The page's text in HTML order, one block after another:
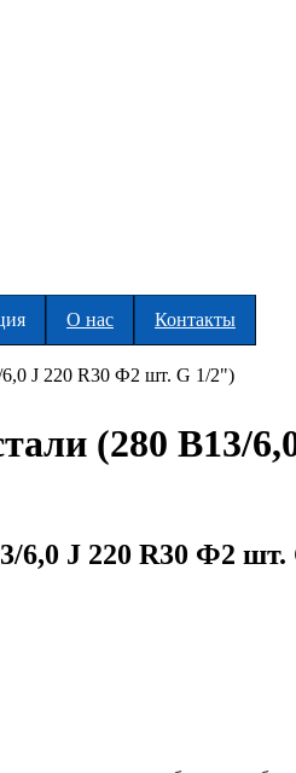
О нас Контакты
J 220 R30 Ф2 шт. G 1/2")
(280 В13/
6,0 J 220 R30 Ф2 шт.